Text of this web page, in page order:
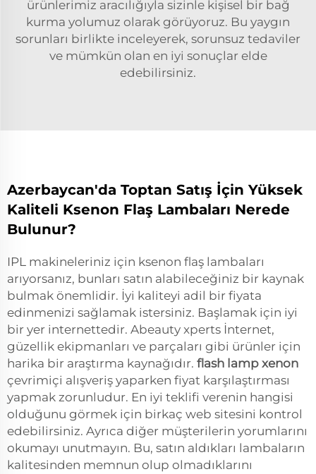
ürünlerimiz aracılığıyla sizinle kişisel bir bağ
kurma yolumuz olarak görüyoruz. Bu yaygın
sorunları birlikte inceleyerek, sorunsuz tedaviler
ve mümkün olan en iyi sonuçlar elde
edebilirsiniz.
Azerbaycan'da Toptan Satış İçin Yüksek
Kaliteli Ksenon Flaş Lambaları Nerede
Bulunur?
IPL makineleriniz için ksenon flaş lambaları
arıyorsanız, bunları satın alabileceğiniz bir kaynak
bulmak önemlidir. İyi kaliteyi adil bir fiyata
edinmenizi sağlamak istersiniz. Başlamak için iyi
bir yer internettedir. Abeauty xperts İnternet,
güzellik ekipmanları ve parçaları gibi ürünler için
harika bir araştırma kaynağıdır. flash lamp xenon
çevrimiçi alışveriş yaparken fiyat karşılaştırması
yapmak zorunludur. En iyi teklifi verenin hangisi
olduğunu görmek için birkaç web sitesini kontrol
edebilirsiniz. Ayrıca diğer müşterilerin yorumlarını
okumayı unutmayın. Bu, satın aldıkları lambaların
kalitesinden memnun olup olmadıklarını